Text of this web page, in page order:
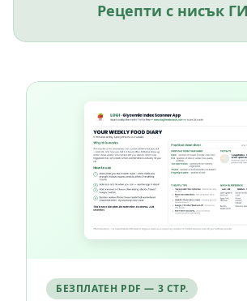
Рецепти с нисък
БЕЗПЛАТЕН PDF — 3 СТР.